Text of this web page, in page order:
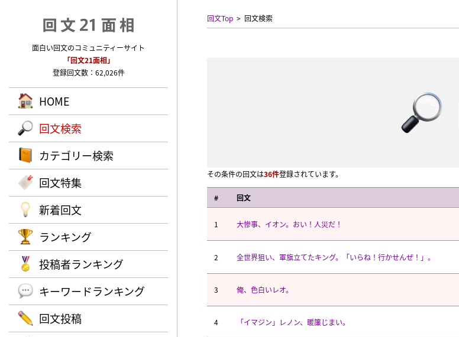
面白い回文のコミュニティーサイト
「回文21面相」
登録回文数：62,026件
HOME
回文検索
カテゴリー検索
回文特集
新着回文
ランキング
投稿者ランキング
キーワードランキング
回文投稿
回文Top 回文検索
その条件の回文は36件登録されています。
# 回文
1 大惨事、イオン。おい！人災だ！
2 全世界狙い、軍旗立てたキング。「いらね！行かせんぜ！」。
3 俺、色白いレオ。
4 「イマジン」レノン、暖簾じまい。